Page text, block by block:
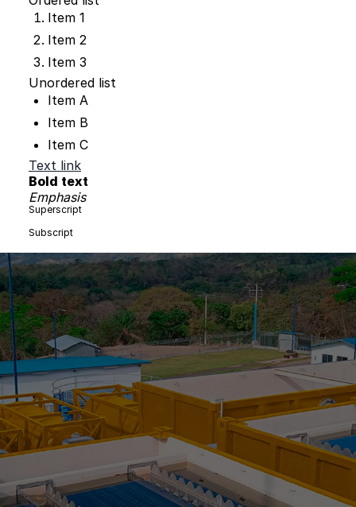
Item 1
Item 2
Item 3
Unordered list
Item A
Item B
Item C
Text link
Bold text
Emphasis
Superscript
Subscript